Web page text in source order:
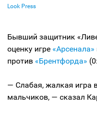
Look Press
Бывший защитник
оценку игре «Арсенала»
против «Брентфорда»
— Слабая, жалкая игра
мальчиков, — сказал